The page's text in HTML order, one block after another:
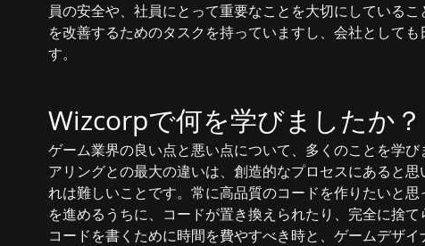
員の安全や、社員にとって重要なことを大切にしている
を改善するためのタスクを持っていますし、会社として
す。
Wizcorpで何を学びましたか？
ゲーム業界の良い点と悪い点について、多くのことを学
アリングとの最大の違いは、創造的なプロセスにあると
れは難しいことです。常に高品質のコードを作りたいと
を進めるうちに、コードが置き換えられたり、完全に捨
コードを書くために時間を費やすべき時と、ゲームデザ